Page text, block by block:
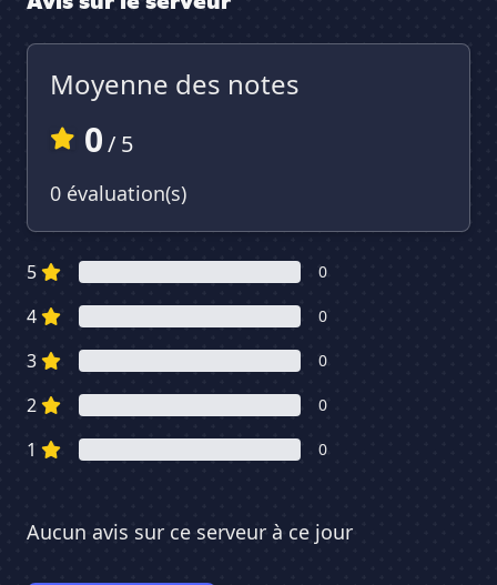
Moyenne des notes
0/ 5
0 évaluation(s)
5 0
4 0
3 0
2 0
1 0
Aucun avis sur ce serveur à ce jour